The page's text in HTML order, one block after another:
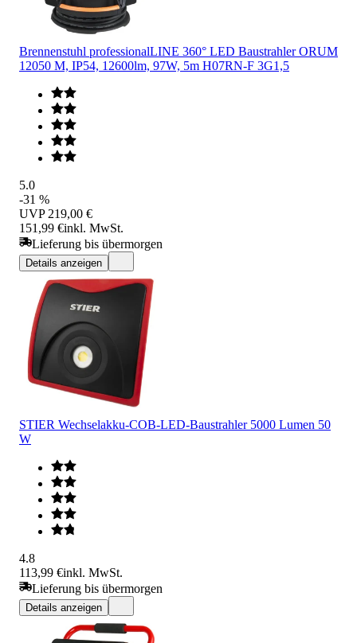
Brennenstuhl professionalLINE 360° LED Baustrahler ORUM
12050 M, IP54, 12600lm, 97W, 5m H07RN-F 3G1,5
5.0
-31 %
UVP 219,00 €
151,99 €inkl. MwSt.
Lieferung bis übermorgen
Details anzeigen
STIER Wechselakku-COB-LED-Baustrahler 5000 Lumen 50
W
4.8
113,99 €inkl. MwSt.
Lieferung bis übermorgen
Details anzeigen